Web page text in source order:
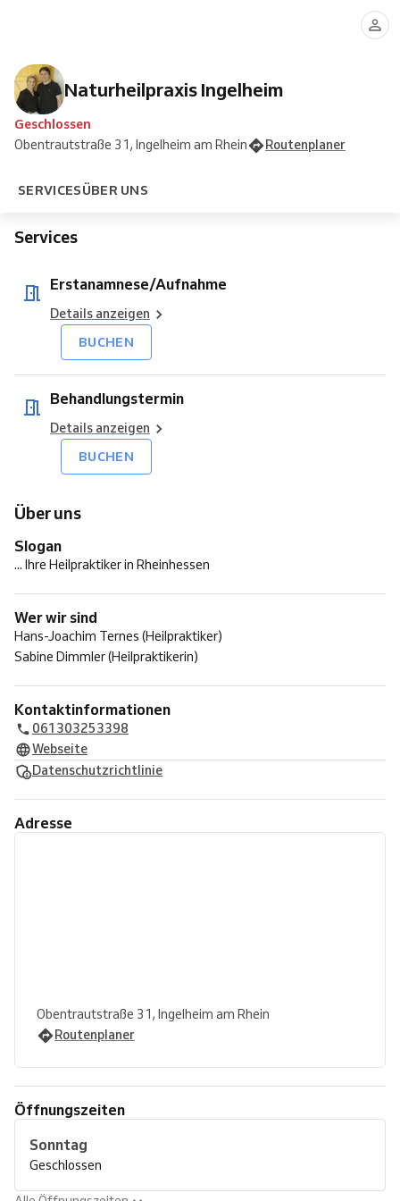
Naturheilpraxis Ingelheim
Geschlossen
Obentrautstraße 31, Ingelheim am Rhein
Routenplaner
SERVICESÜBER UNS
Services
Erstanamnese/Aufnahme
Details anzeigen
BUCHEN
Behandlungstermin
Details anzeigen
BUCHEN
Über uns
Slogan
... Ihre Heilpraktiker in Rheinhessen
Wer wir sind
Hans-Joachim Ternes (Heilpraktiker)
Sabine Dimmler (Heilpraktikerin)
Kontaktinformationen
061303253398
Webseite
Datenschutzrichtlinie
Adresse
Obentrautstraße 31, Ingelheim am Rhein
Routenplaner
Öffnungszeiten
Sonntag
Geschlossen